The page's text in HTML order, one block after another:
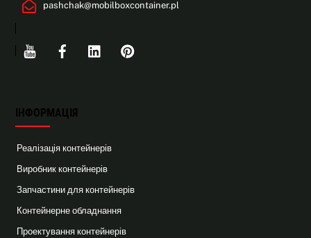
pashchak@mobilboxcontainer.pl
ІНФОРМАЦІЯ
Реалізація контейнерів
Виробник контейнерів
Запчастини для контейнерів
Контейнерне обладнання
Проектування контейнерів